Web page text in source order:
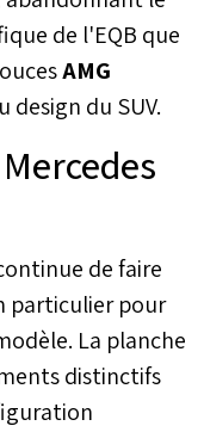
de l'EQB que
AMG
du SUV.
de faire
particulier pour
La planche
distinctifs